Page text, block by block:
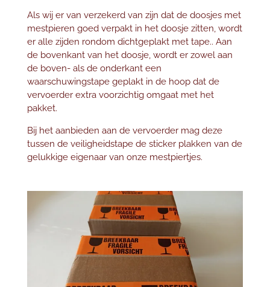
Als wij er van verzekerd van zijn dat de doosjes met
mestpieren goed verpakt in het doosje zitten, wordt
er alle zijden rondom dichtgeplakt met tape.. Aan
de bovenkant van het doosje, wordt er zowel aan
de boven- als de onderkant een
waarschuwingstape geplakt in de hoop dat de
vervoerder extra voorzichtig omgaat met het
pakket.
Bij het aanbieden aan de vervoerder mag deze
tussen de veiligheidstape de sticker plakken van de
gelukkige eigenaar van onze mestpiertjes.